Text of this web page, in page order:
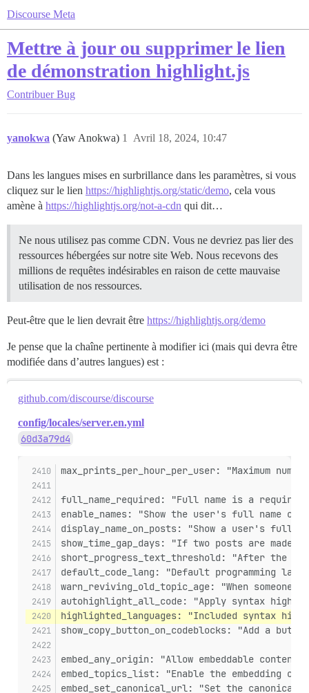
Discourse Meta
Mettre à jour ou supprimer le lien
de démonstration highlight.js
Contribuer Bug
yanokwa (Yaw Anokwa) Avril 18, 2024, 10:47
1
Dans les langues mises en surbrillance dans les paramètres, si vous
cliquez sur le lien https://highlightjs.org/static/demo, cela vous
amène à https://highlightjs.org/not-a-cdn qui dit…
Ne nous utilisez pas comme CDN. Vous ne devriez pas lier des
ressources hébergées sur notre site Web. Nous recevons des
millions de requêtes indésirables en raison de cette mauvaise
utilisation de nos ressources.
Peut-être que le lien devrait être https://highlightjs.org/demo
Je pense que la chaîne pertinente à modifier ici (mais qui devra être
modifiée dans d’autres langues) est :
github.com/discourse/discourse
config/locales/server.en.yml
60d3a79d4
max_prints_per_hour_per_user: "Maximum
full_name_required: "Full name is a
enable_names: "Show the user's full name
display_name_on_posts: "Show a user's full
show_time_gap_days: "If two posts are
short_progress_text_threshold: "After the
default_code_lang: "Default programming
warn_reviving_old_topic_age: "When
autohighlight_all_code: "Apply syntax
highlighted_languages: "Included syntax
show_copy_button_on_codeblocks: "Add a
embed_any_origin: "Allow embeddable
embed_topics_list: "Enable the embedding
embed_set_canonical_url: "Set the canonical